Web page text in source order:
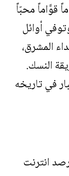
قوَّاماً محبّاً
وملفاناً رُسم أواخر سنة 410 وتوفي أوائل
المشرق،
النسك.
في تاريخه
انترنت